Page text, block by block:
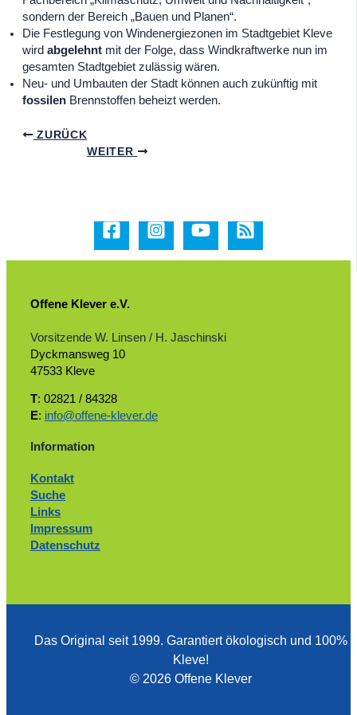
sondern der Bereich „Bauen und Planen“.
Die Festlegung von Windenergiezonen im Stadtgebiet Kleve
wird abgelehnt mit der Folge, dass Windkraftwerke nun im
gesamten Stadtgebiet zulässig wären.
Neu- und Umbauten der Stadt können auch zukünftig mit
fossilen Brennstoffen beheizt werden.
ZURÜCK
WEITER
Offene Klever e.V.
Vorsitzende W. Linsen / H. Jaschinski
Dyckmansweg 10
47533 Kleve
T: 02821 / 84328
E: info@offene-klever.de
Information
Kontakt
Suche
Links
Impressum
Datenschutz
Das Original seit 1999. ­Garantiert ökologisch und 100%
Kleve!
© 2026 Offene Klever